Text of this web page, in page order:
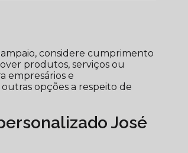
considere cumprimento
produtos, serviços ou
empresários e
opções a respeito de
José